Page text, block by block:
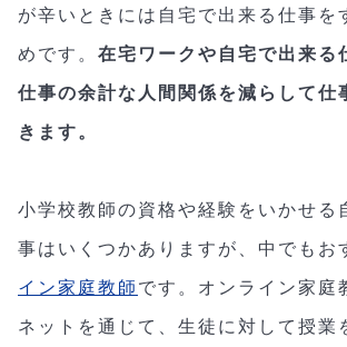
が辛いときには自宅で出来る仕事を
めです。 在宅ワークや自宅で出来る
仕事の余計な人間関係を減らして仕
きます。
小学校教師の資格や経験をいかせる
事はいくつかありますが、中でもお
イン家庭教師です。オンライン家庭
ネットを通じて、生徒に対して授業